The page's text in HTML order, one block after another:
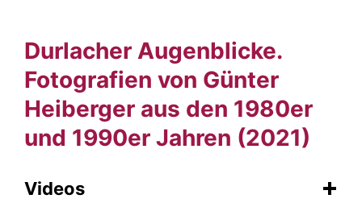
Durlacher Augenblicke.
Fotografien von Günter
Heiberger aus den 1980er
und 1990er Jahren (2021)
Videos